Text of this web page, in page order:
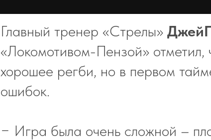
Главный тренер «Стрелы»
«Локомотивом-Пензой» отметил,
хорошее регби, но в первом
ошибок.
− Игра была очень сложной –